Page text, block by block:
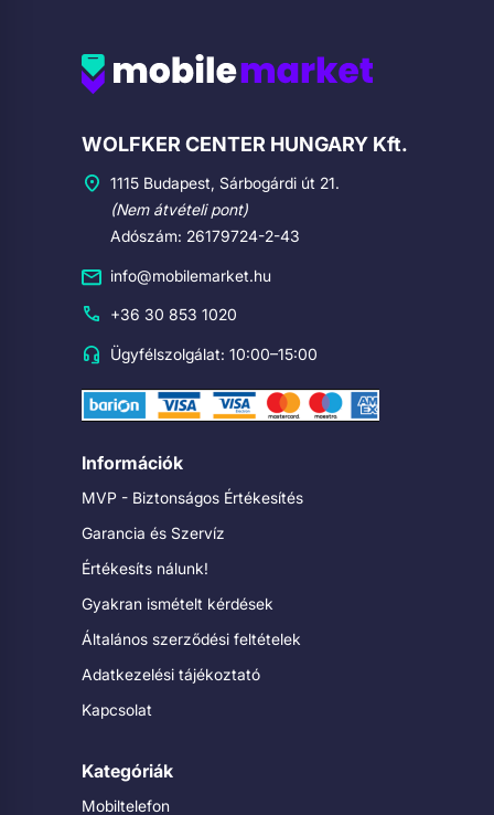
Cégadatok
WOLFKER CENTER HUNGARY Kft.
1115 Budapest, Sárbogárdi út 21.
(Nem átvételi pont)
Adószám: 26179724-2-43
info@mobilemarket.hu
+36 30 853 1020
Ügyfélszolgálat: 10:00–15:00
Információk
MVP - Biztonságos Értékesítés
Garancia és Szervíz
Értékesíts nálunk!
Gyakran ismételt kérdések
Általános szerződési feltételek
Adatkezelési tájékoztató
Kapcsolat
Kategóriák
Mobiltelefon